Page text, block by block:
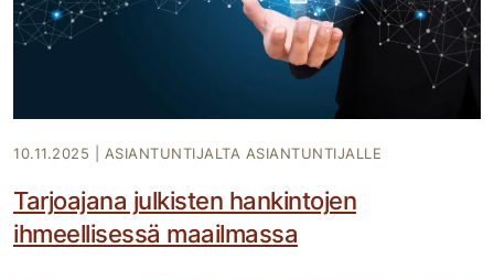
10.11.2025 ASIANTUNTIJALTA ASIANTUNTIJALLE
Tarjoajana julkisten hankintojen
ihmeellisessä maailmassa